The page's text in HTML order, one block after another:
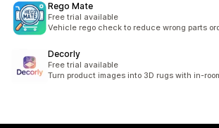
Rego Mate
Free trial available
Vehicle rego check to reduce wrong parts
Decorly
Free trial available
Turn product images into 3D rugs with in-